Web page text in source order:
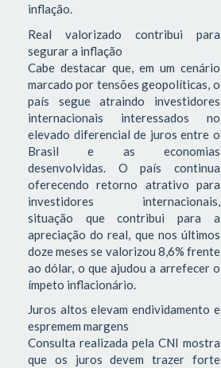
inflação.
Real valorizado contribui para
segurar a inflação
Cabe destacar que, em um cenário
marcado por tensões geopolíticas, o
país segue atraindo investidores
internacionais interessados no
elevado diferencial de juros entre o
Brasil e as economias
desenvolvidas. O país continua
oferecendo retorno atrativo para
investidores internacionais,
situação que contribui para a
apreciação do real, que nos últimos
doze meses se valorizou 8,6% frente
ao dólar, o que ajudou a arrefecer o
ímpeto inflacionário.
Juros altos elevam endividamento e
espremem margens
Consulta realizada pela CNI mostra
que os juros devem trazer forte